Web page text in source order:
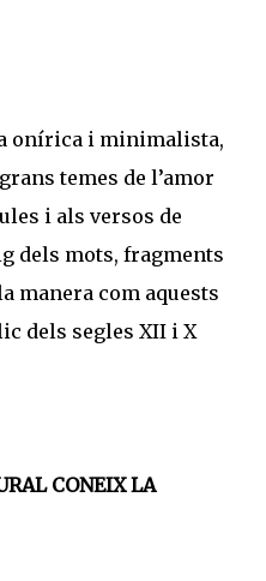
onírica i minimalista,
temes de l’amor
i als versos de
dels mots, fragments
manera com aquests
dels segles XII i X
CONEIX LA